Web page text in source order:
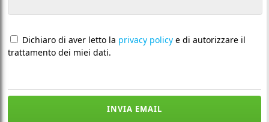
Dichiaro di aver letto la privacy policy e di autorizzare il
trattamento dei miei dati.
INVIA EMAIL